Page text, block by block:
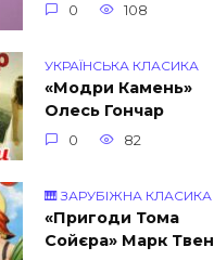
0 108
УКРАЇНСЬКА КЛАСИКА
«Модри Камень»
Олесь Гончар
0 82
🎹 ЗАРУБІЖНА КЛАСИКА
«Пригоди Тома
Сойєра» Марк Твен